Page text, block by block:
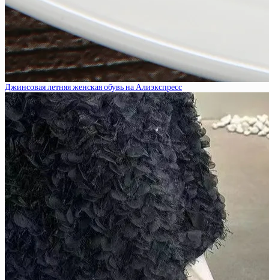
Джинсовая летняя женская обувь на Алиэкспресс